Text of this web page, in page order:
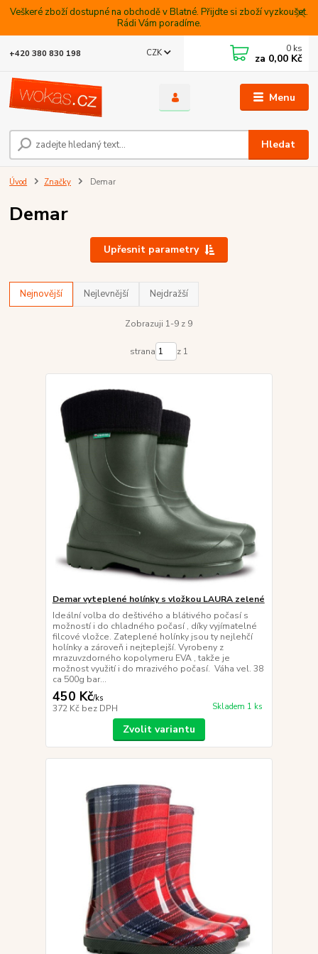
Veškeré zboží dostupné na obchodě v Blatné. Přijdte si zboží vyzkoušet.
Rádi Vám poradíme.
Menu
CZK
Hledat
+420 380 830 198 0 ks
za 0,00 Kč
Úvod Značky Demar
Demar
Upřesnit parametry
Nejnovější Nejlevnější Nejdražší
Zobrazuji 1-9 z 9
strana z 1
Demar vyteplené holínky s vložkou LAURA zelené
Ideální volba do deštivého a blátivého počasí s
možností i do chladného počasí , díky vyjímatelné
filcové vložce. Zateplené holínky jsou ty nejlehčí
holínky a zároveň i nejteplejší. Vyrobeny z
mrazuvzdorného kopolymeru EVA , takže je
možnost využití i do mrazivého počasí. Váha vel. 38
ca 500g bar...
450 Kč/ks
372 Kč bez DPH Skladem 1 ks
Zvolit variantu